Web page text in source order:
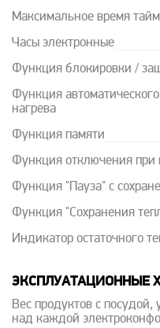
Максимальное время
Часы электронные
Функция блокировки /
Функция
нагрева
Функция памяти
Функция отключения при
Функция "Пауза" с
Функция "Сохранения
Индикатор остаточного
ЭКСПЛУАТАЦИОННЫЕ
Вес продуктов с посудой,
над каждой